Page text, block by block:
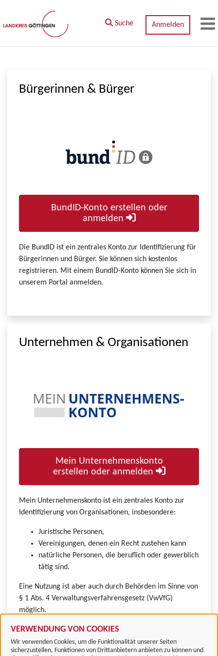
Zum Hauptinhalt springen
VERWENDUNG VON COOKIES
Wir verwenden Cookies, um die Funktionalität unserer Seiten
sicherzustellen, Funktionen von Drittanbietern anbieten zu können und
Suche Anmelden
Bürgerinnen & Bürger
BundID-Konto erstellen oder
anmelden
Die BundID ist ein zentrales Konto zur Identifizierung für
Bürgerinnen und Bürger. Sie können sich kostenlos
registrieren. Mit einem BundID-Konto können Sie sich in
unserem Portal anmelden.
Unternehmen & Organisationen
Mein Unternehmenskonto
erstellen oder anmelden
Mein Unternehmenskonto ist ein zentrales Konto zur
Identifizierung von Organisationen, insbesondere:
Juristische Personen,
Vereinigungen, denen ein Recht zustehen kann
natürliche Personen, die beruflich oder gewerblich
tätig sind.
Eine Nutzung ist aber auch durch Behörden im Sinne von
§ 1 Abs. 4 Verwaltungsverfahrensgesetz (VwVfG)
möglich.